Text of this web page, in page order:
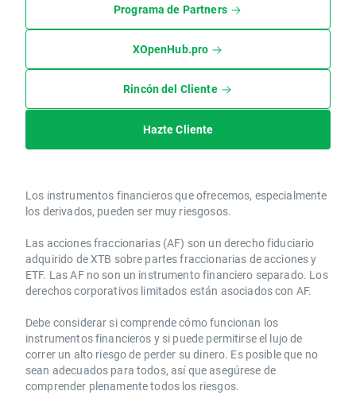
Programa de Partners
XOpenHub.pro
Rincón del Cliente
Hazte Cliente
Los instrumentos financieros que ofrecemos, especialmente
los derivados, pueden ser muy riesgosos.
Las acciones fraccionarias (AF) son un derecho fiduciario
adquirido de XTB sobre partes fraccionarias de acciones y
ETF. Las AF no son un instrumento financiero separado. Los
derechos corporativos limitados están asociados con AF.
Debe considerar si comprende cómo funcionan los
instrumentos financieros y si puede permitirse el lujo de
correr un alto riesgo de perder su dinero. Es posible que no
sean adecuados para todos, así que asegúrese de
comprender plenamente todos los riesgos.